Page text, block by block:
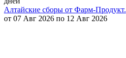
Алтайские сборы от Фарм-Продукт.
от 07 Авг 2026 по 12 Авг 2026